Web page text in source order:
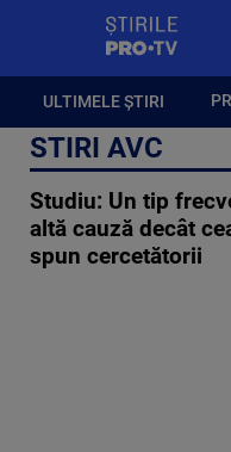
ULTIMELE ȘTIRI
STIRI AVC
Studiu: Un tip
altă cauză decât
spun cercetătorii